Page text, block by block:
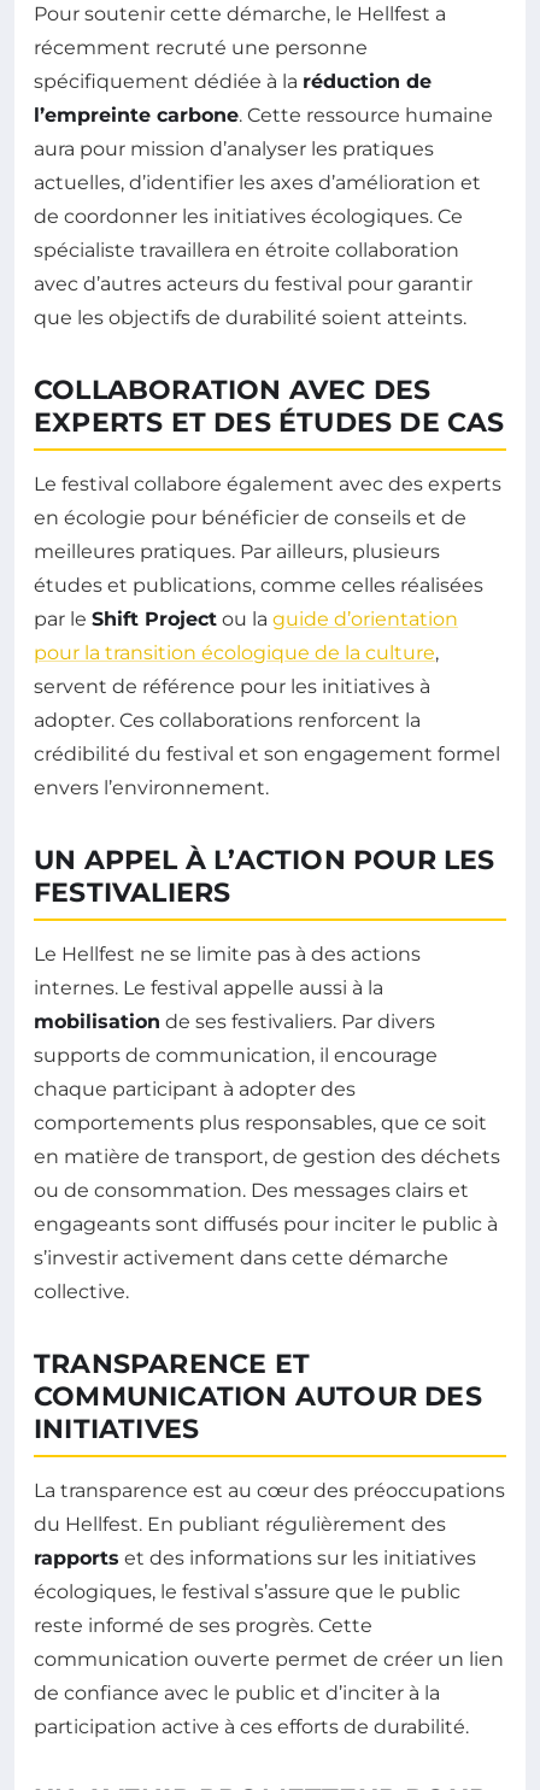
Pour soutenir cette démarche, le Hellfest a
récemment recruté une personne
spécifiquement dédiée à la réduction de
l’empreinte carbone. Cette ressource humaine
aura pour mission d’analyser les pratiques
actuelles, d’identifier les axes d’amélioration et
de coordonner les initiatives écologiques. Ce
spécialiste travaillera en étroite collaboration
avec d’autres acteurs du festival pour garantir
que les objectifs de durabilité soient atteints.
COLLABORATION AVEC DES
EXPERTS ET DES ÉTUDES DE CAS
Le festival collabore également avec des experts
en écologie pour bénéficier de conseils et de
meilleures pratiques. Par ailleurs, plusieurs
études et publications, comme celles réalisées
par le Shift Project ou la guide d’orientation
pour la transition écologique de la culture,
servent de référence pour les initiatives à
adopter. Ces collaborations renforcent la
crédibilité du festival et son engagement formel
envers l’environnement.
UN APPEL À L’ACTION POUR LES
FESTIVALIERS
Le Hellfest ne se limite pas à des actions
internes. Le festival appelle aussi à la
mobilisation de ses festivaliers. Par divers
supports de communication, il encourage
chaque participant à adopter des
comportements plus responsables, que ce soit
en matière de transport, de gestion des déchets
ou de consommation. Des messages clairs et
engageants sont diffusés pour inciter le public à
s’investir activement dans cette démarche
collective.
TRANSPARENCE ET
COMMUNICATION AUTOUR DES
INITIATIVES
La transparence est au cœur des préoccupations
du Hellfest. En publiant régulièrement des
rapports et des informations sur les initiatives
écologiques, le festival s’assure que le public
reste informé de ses progrès. Cette
communication ouverte permet de créer un lien
de confiance avec le public et d’inciter à la
participation active à ces efforts de durabilité.